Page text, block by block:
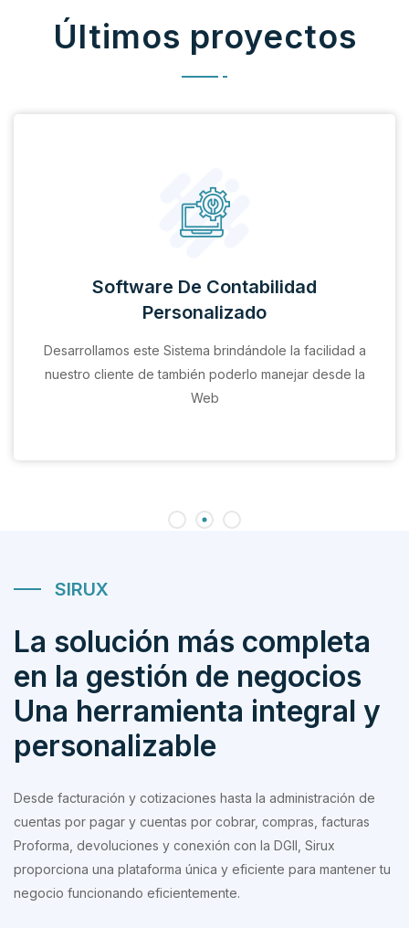
Últimos proyectos
Software De Contabilidad
Personalizado
Desarrollamos este Sistema brindándole la facilidad a
nuestro cliente de también poderlo manejar desde la
Web
SIRUX
La solución más completa
en la gestión de negocios
Una herramienta integral y
personalizable
Desde facturación y cotizaciones hasta la administración de
cuentas por pagar y cuentas por cobrar, compras, facturas
Proforma, devoluciones y conexión con la DGII, Sirux
proporciona una plataforma única y eficiente para mantener tu
negocio funcionando eficientemente.